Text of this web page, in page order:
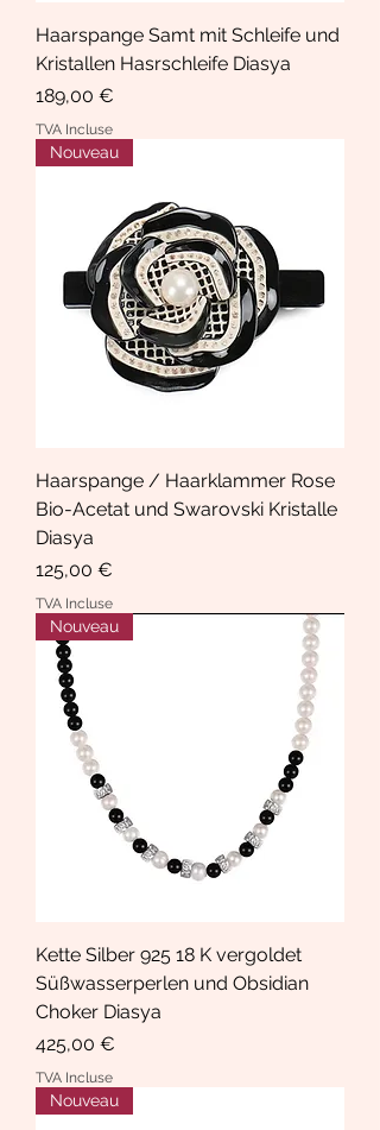
Haarspange Samt mit Schleife und
Kristallen Hasrschleife Diasya
Prix
189,00 €
TVA Incluse
Nouveau
Haarspange / Haarklammer Rose
Bio-Acetat und Swarovski Kristalle
Diasya
Prix
125,00 €
TVA Incluse
Nouveau
Kette Silber 925 18 K vergoldet
Süßwasserperlen und Obsidian
Choker Diasya
Prix
425,00 €
TVA Incluse
Nouveau